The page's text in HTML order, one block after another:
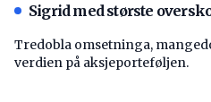
Sigrid med største
Tredobla omsetninga,
verdien på aksjeporteføljen.